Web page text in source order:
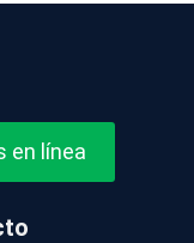
en línea